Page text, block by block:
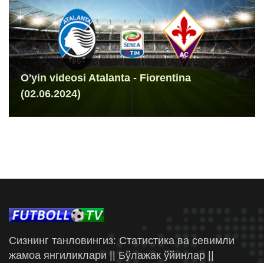
O'yin videosi Atalanta - Fiorentina
(02.06.2024)
Сизнинг танловингиз: Статистика ва севимли
жамоа янгиликлари || Бўлажак ўйинлар ||